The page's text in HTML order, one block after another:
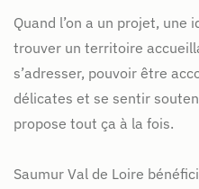
Quand l’on a un projet, une
trouver un territoire
s’adresser, pouvoir être
délicates et se sentir
propose tout ça à la fois.
Saumur Val de Loire